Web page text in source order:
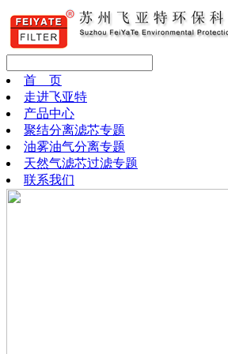
首 页
走进飞亚特
产品中心
聚结分离滤芯专题
油雾油气分离专题
天然气滤芯过滤专题
联系我们